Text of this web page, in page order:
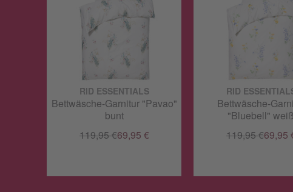
RID ESSENTIALS
Bettwäsche-Garnitur "Pavao"
bunt
119,95 €69,95 €
RID
Bettwäsche-
"Bluebell" weiß
119,95 €69,95